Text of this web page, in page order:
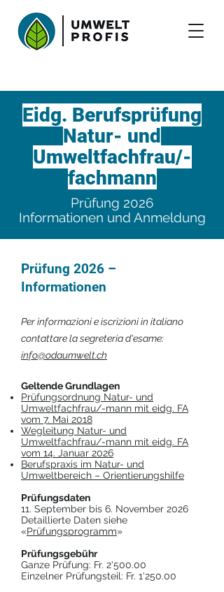
Eidg. Berufsprüfung
Natur- und
Umweltfachfrau/-
fachmann
Prüfung 2026
Informationen und Anmeldung
Prüfung 2026 –
Informationen
Per informazioni e iscrizioni in italiano
contattare la segreteria d'esame:
info@odaumwelt.ch
Geltende Grundlagen
Prüfungsordnung Natur- und
Umweltfachfrau/-mann mit eidg. FA
vom 7. Mai 2018
Wegleitung Natur- und
Umweltfachfrau/-mann mit eidg. FA
vom 14. Januar 2026
Berufspraxis im Natur- und
Umweltbereich – Orientierungshilfe
Prüfungsdaten
11. September bis 6. November 2026
Detaillierte Daten siehe
«Prüfungsprogramm»
Prüfungsgebühr
Ganze Prüfung: Fr. 2'500.00​
Einzelner Prüfungsteil: Fr. 1'250.00